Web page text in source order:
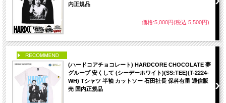
内正規品
価格:5,000円(税込 5,500円)
(ハードコアチョコレート) HARDCORE CHOCOLATE 夢
グループ 安くして (シーデーホワイト)(SS:TEE)(T-2224-
WH) Tシャツ 半袖 カットソー 石田社長 保科有里 通信販
売 国内正規品